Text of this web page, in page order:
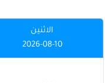
الاثنين
2026-08-10